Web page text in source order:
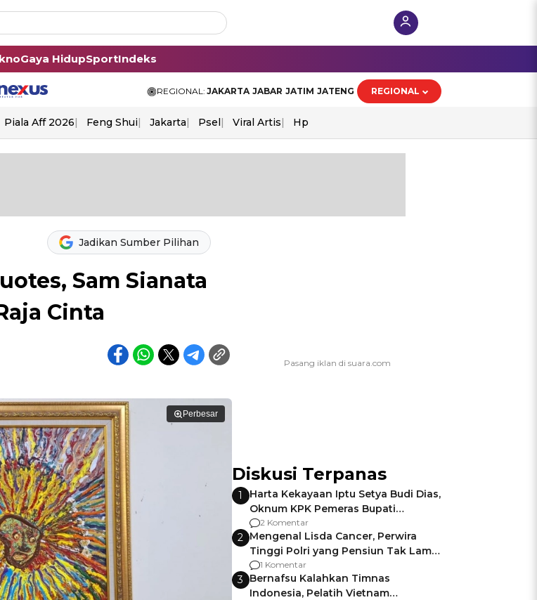
Gaya HidupSportIndeks
REGIONAL: JAKARTA JABAR JATIM JATENG REGIONAL
Piala Aff 2026 Feng Shui Jakarta Psel Viral Artis Hp
Jadikan Sumber Pilihan
Sam Sianata
Cinta
Perbesar
Diskusi Terpanas
1
Harta Kekayaan Iptu Setya Budi Dias,
Oknum KPK Pemeras Bupati
Pemalang
2 Komentar
2 Mengenal Lisda Cancer, Perwira
Tinggi Polri yang Pensiun Tak Lama
Usai Jadi Brigjen
1 Komentar
3 Bernafsu Kalahkan Timnas
Indonesia, Pelatih Vietnam